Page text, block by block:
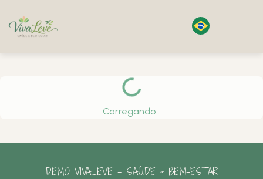
Carregando...
DEMO VIVALEVE – SAÚDE & BEM-ESTAR